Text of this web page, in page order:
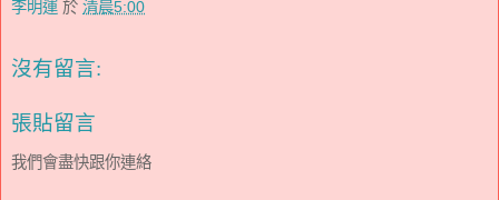
李明運 於 清晨5:00
沒有留言:
張貼留言
我們會盡快跟你連絡